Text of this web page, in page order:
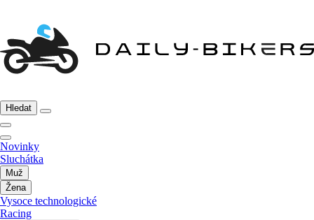
Hledat
Novinky
Sluchátka
Muž
Žena
Vysoce technologické
Racing